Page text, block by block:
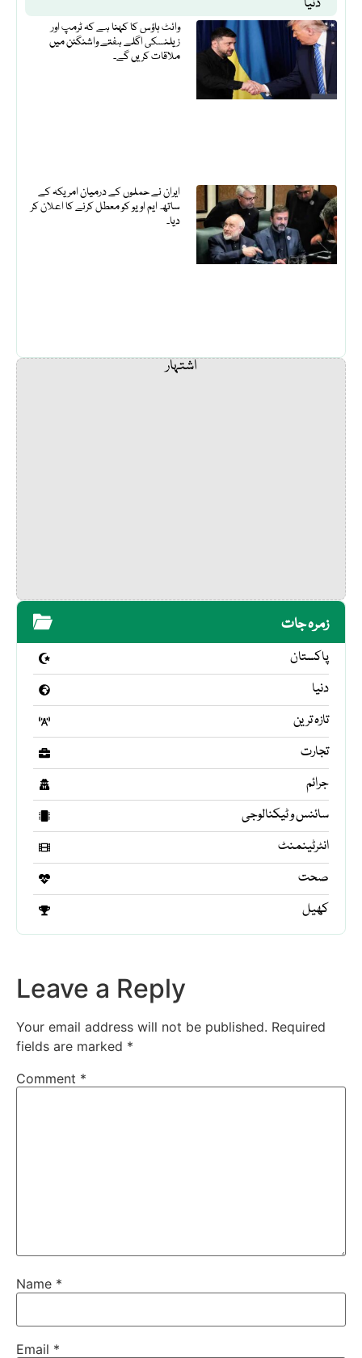
دنیا
وائٹ ہاؤس کا کہنا ہے کہ ٹرمپ اور
زیلنسکی اگلے ہفتے واشنگٹن میں
ملاقات کریں گے۔
ایران نے حملوں کے درمیان امریکہ کے
ساتھ ایم او یو کو معطل کرنے کا اعلان کر
دیا۔
اشتہار
زمرہ جات
پاکستان
دنیا
تازہ ترین
تجارت
جرائم
سائنس و ٹیکنالوجی
انٹرٹینمنٹ
صحت
کھیل
Leave a Reply
Your email address will not be published. Required
fields are marked *
Comment *
Name *
Email *